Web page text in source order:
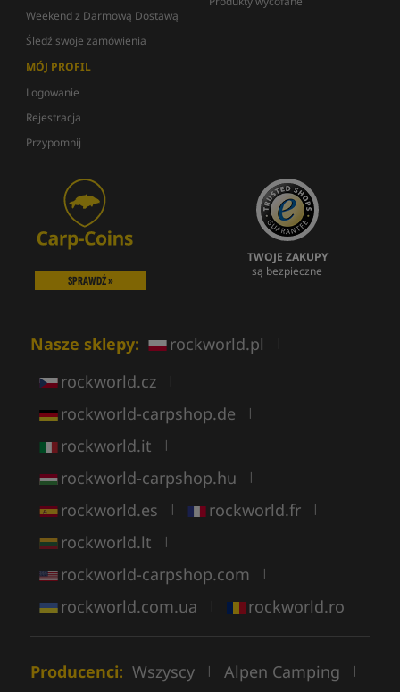
Weekend z Darmową Dostawą
Śledź swoje zamówienia
MÓJ PROFIL
Logowanie
Rejestracja
Przypomnij
SPRAWDŹ »
TWOJE ZAKUPY
są bezpieczne
Nasze sklepy: rockworld.pl |
rockworld.cz |
rockworld-carpshop.de |
rockworld.it |
rockworld-carpshop.hu |
rockworld.es | rockworld.fr |
rockworld.lt |
rockworld-carpshop.com |
rockworld.com.ua | rockworld.ro
Producenci: Wszyscy | Alpen Camping |